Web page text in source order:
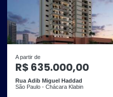
A partir de
R$ 635.000,00
Rua Adib Miguel Haddad
São Paulo - Chácara Klabin